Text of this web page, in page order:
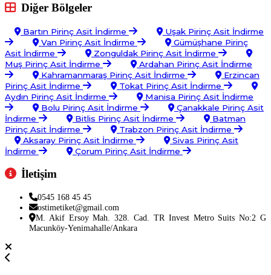
Diğer Bölgeler
Bartın Pirinç Asit İndirme
Uşak Pirinç Asit İndirme
Van Pirinç Asit İndirme
Gümüşhane Pirinç
Asit İndirme
Zonguldak Pirinç Asit İndirme
Muş Pirinç Asit İndirme
Ardahan Pirinç Asit İndirme
Kahramanmaraş Pirinç Asit İndirme
Erzincan
Pirinç Asit İndirme
Tokat Pirinç Asit İndirme
Aydın Pirinç Asit İndirme
Manisa Pirinç Asit İndirme
Bolu Pirinç Asit İndirme
Çanakkale Pirinç Asit
İndirme
Bitlis Pirinç Asit İndirme
Batman
Pirinç Asit İndirme
Trabzon Pirinç Asit İndirme
Aksaray Pirinç Asit İndirme
Sivas Pirinç Asit
İndirme
Çorum Pirinç Asit İndirme
İletişim
0545 168 45 45
ostimetiket@gmail.com
M. Akif Ersoy Mah. 328. Cad. TR Invest Metro Suits No:2 G
Macunköy-Yenimahalle/Ankara